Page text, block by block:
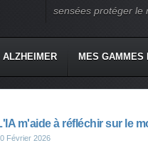
sensées protéger le
ALZHEIMER MES GAMMES
m'aide à réfléchir sur le
Février 2026